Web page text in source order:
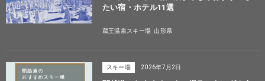
たい宿・ホテル11選
蔵王温泉スキー場 山形県
スキー場 2026年7月2日